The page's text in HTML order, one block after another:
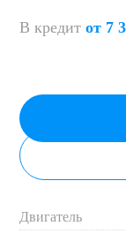
В кредит от 7
Двигатель